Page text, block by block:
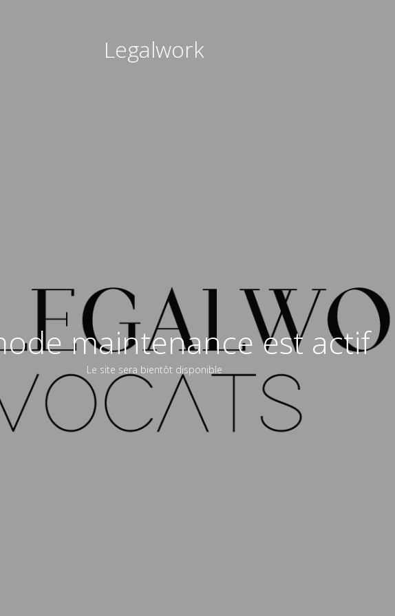
Legalwork
maintenance est actif
Le site sera bientôt disponible